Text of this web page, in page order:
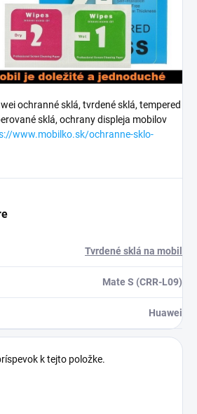
ochranné sklá, tvrdené sklá, tempered
sklá, ochrany displeja mobilov
www.mobilko.sk/ochranne-sklo-
Tvrdené sklá na mobil
Mate S (CRR-L09)
Huawei
k tejto položke.